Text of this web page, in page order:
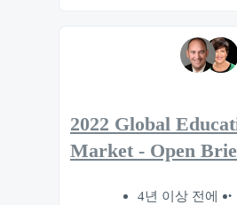
2022 Global
Market - Open
4년 이상 전에